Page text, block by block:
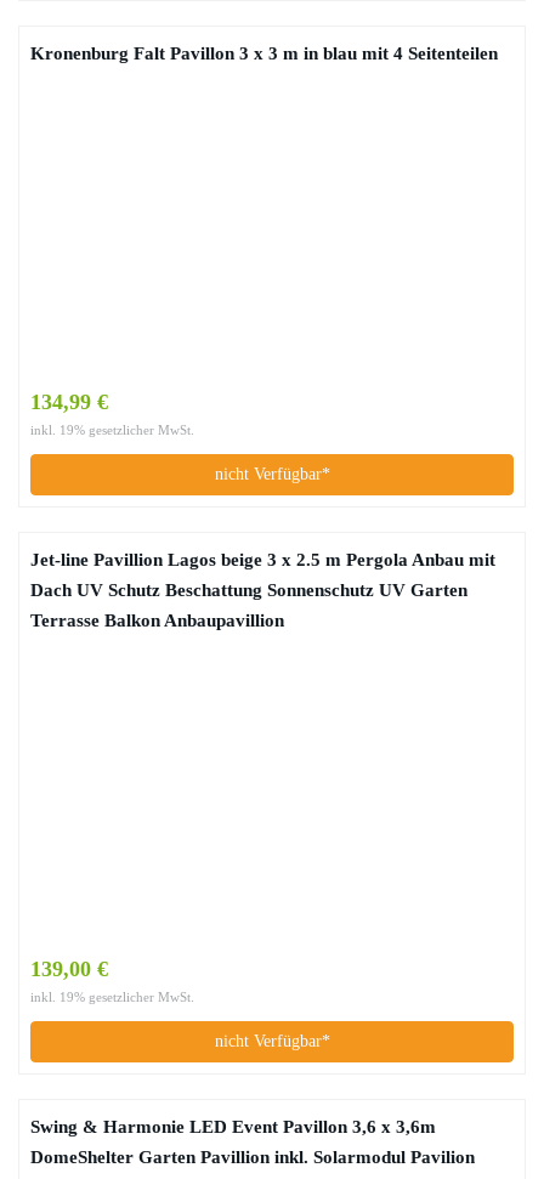
Kronenburg Falt Pavillon 3 x 3 m in blau mit 4 Seitenteilen
134,99 €
inkl. 19% gesetzlicher MwSt.
nicht Verfügbar*
Jet-line Pavillion Lagos beige 3 x 2.5 m Pergola Anbau mit
Dach UV Schutz Beschattung Sonnenschutz UV Garten
Terrasse Balkon Anbaupavillion
139,00 €
inkl. 19% gesetzlicher MwSt.
nicht Verfügbar*
Swing & Harmonie LED Event Pavillon 3,6 x 3,6m
DomeShelter Garten Pavillion inkl. Solarmodul Pavilion